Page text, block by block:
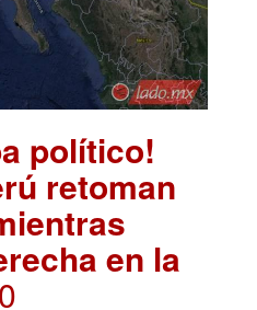
político!
retoman
en la